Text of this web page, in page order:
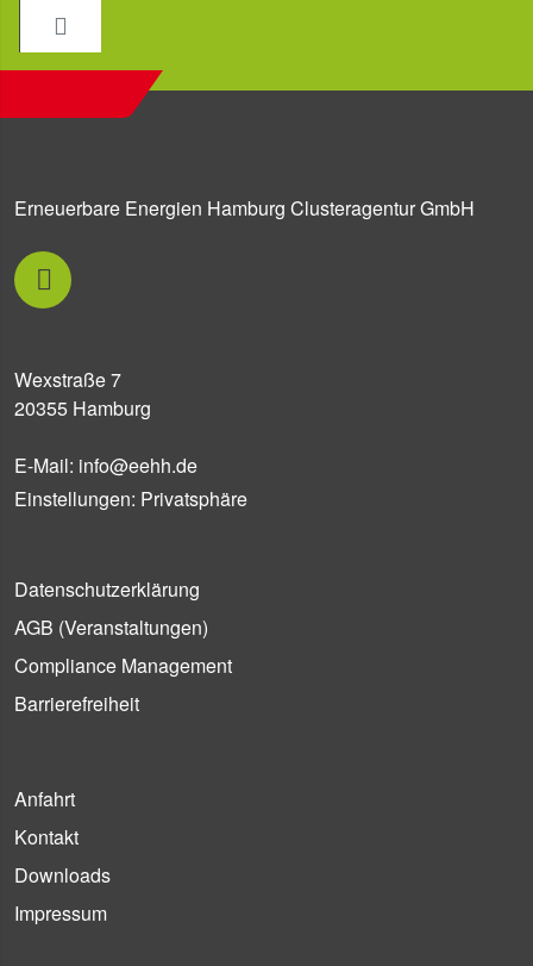
Erneuerbare Energien Hamburg Clusteragentur GmbH
Wexstraße 7
20355 Hamburg
E-Mail: info@eehh.de
Einstellungen: Privatsphäre
Datenschutzerklärung
AGB (Ver­an­stal­tun­gen)
Compliance Management
Barrierefreiheit
Anfahrt
Kontakt
Downloads
Impressum